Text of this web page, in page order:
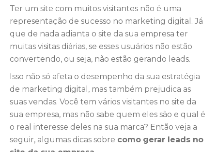
Ter um site com muitos visitantes não é uma
representação de sucesso no marketing digital. Já
que de nada adianta o site da sua empresa ter
muitas visitas diárias, se esses usuários não estão
convertendo, ou seja, não estão gerando leads.
Isso não só afeta o desempenho da sua estratégia
de marketing digital, mas também prejudica as
suas vendas. Você tem vários visitantes no site da
sua empresa, mas não sabe quem eles são e qual é
o real interesse deles na sua marca? Então veja a
seguir, algumas dicas sobre como gerar leads no